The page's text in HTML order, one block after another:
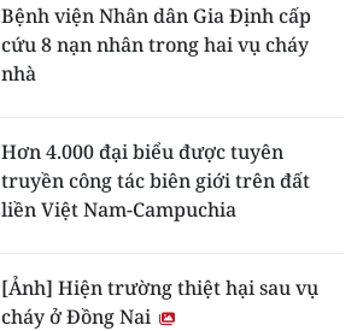
Bệnh viện Nhân dân Gia Định cấp
cứu 8 nạn nhân trong hai vụ cháy
nhà
Hơn 4.000 đại biểu được tuyên
truyền công tác biên giới trên đất
liền Việt Nam-Campuchia
[Ảnh] Hiện trường thiệt hại sau vụ
cháy ở Đồng Nai